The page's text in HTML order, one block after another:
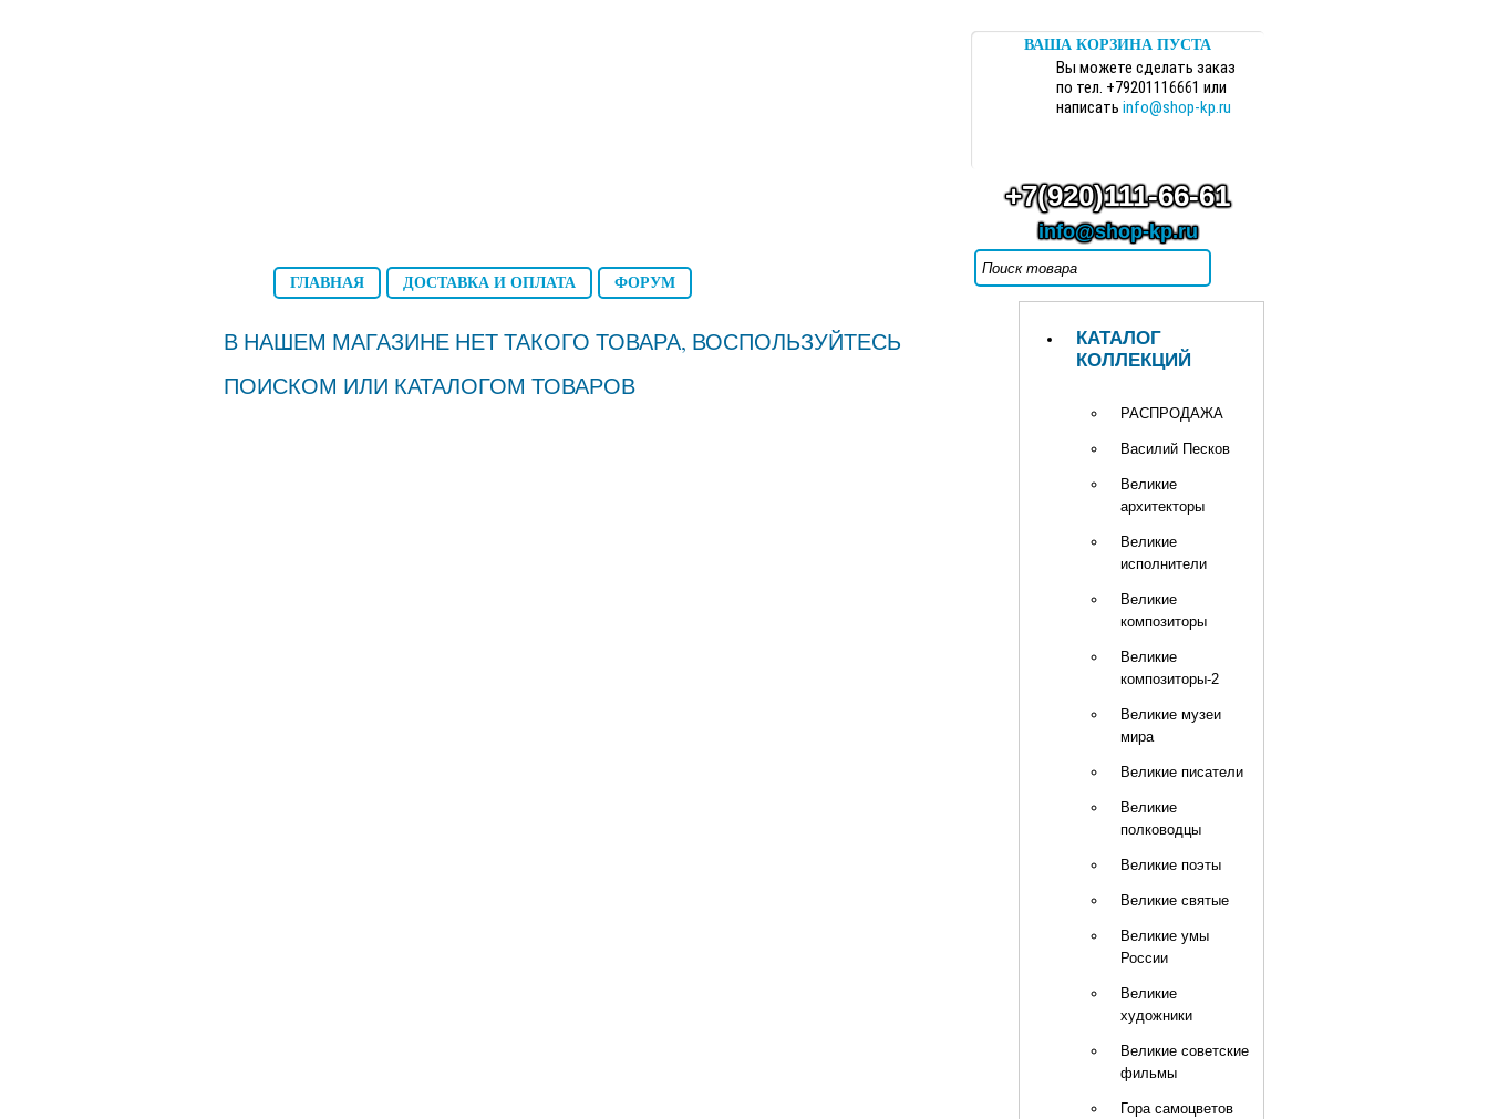
ГЛАВНАЯ ДОСТАВКА И ОПЛАТА ФОРУМ
+7(920)111-66-61
info@shop-kp.ru
КАТАЛОГ
КОЛЛЕКЦИЙ
РАСПРОДАЖА
Василий Песков
Великие
архитекторы
Великие
исполнители
Великие
композиторы
Великие
композиторы-2
Великие музеи
мира
Великие писатели
Великие
полководцы
Великие поэты
Великие святые
Великие умы
России
Великие
художники
Великие советские
фильмы
Гора самоцветов
ВАША КОРЗИНА ПУСТА
Вы можете сделать заказ
по тел. +79201116661 или
написать info@shop-kp.ru
В НАШЕМ МАГАЗИНЕ НЕТ ТАКОГО ТОВАРА, ВОСПОЛЬЗУЙТЕСЬ
ПОИСКОМ ИЛИ КАТАЛОГОМ ТОВАРОВ